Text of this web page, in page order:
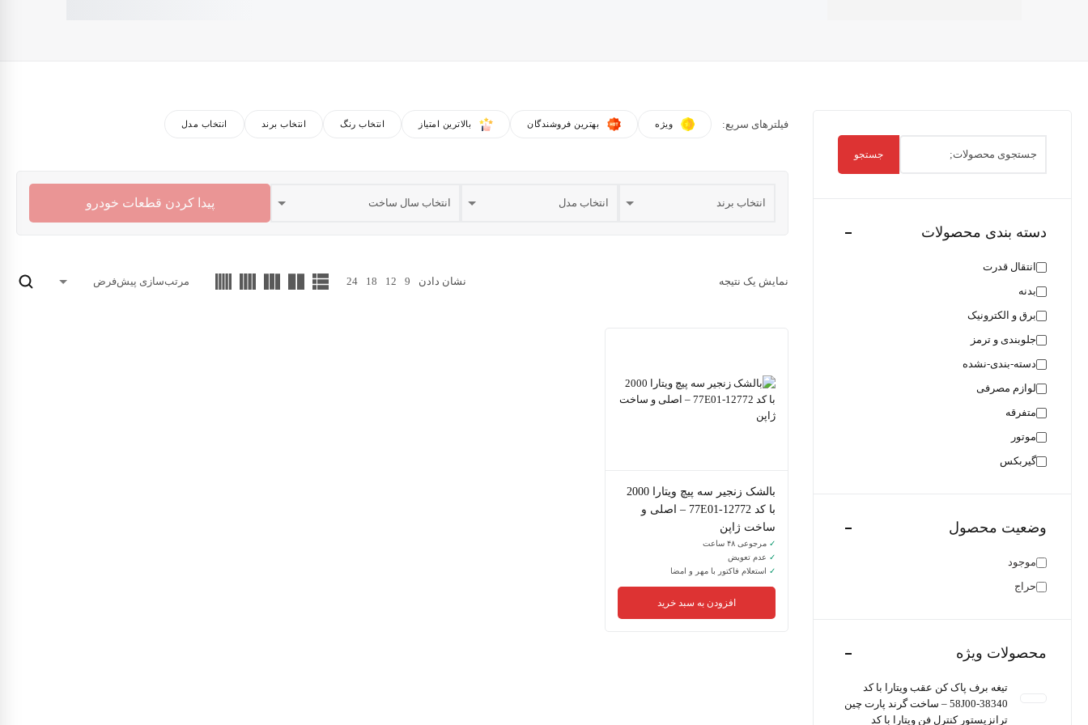
جستجو
دسته بندی محصولات
انتقال قدرت
بدنه
برق و الکترونیک
جلوبندی و ترمز
دسته-بندی-نشده
لوازم مصرفی
متفرقه
موتور
گیربکس
وضعیت محصول
موجود
حراج
محصولات ویژه
تیغه برف پاک کن عقب ویتارا با کد
38340-58J00 – ساخت گرند پارت چین
ترانزیستور کنترل فن ویتارا با کد
فیلترهای سریع: ویژه بهترین فروشندگان بالاترین امتیاز انتخاب رنگ انتخاب برند انتخاب مدل
پیدا کردن قطعات خودرو
نمایش یک نتیجه نشان دادن 9
12
18
24
بالشک زنجیر سه پیچ ویتارا 2000
با کد 12772-77E01 – اصلی و
ساخت ژاپن
✓ مرجوعی ۴۸ ساعت
✓ عدم تعویض
✓ استعلام فاکتور با مهر و امضا
افزودن به سبد خرید